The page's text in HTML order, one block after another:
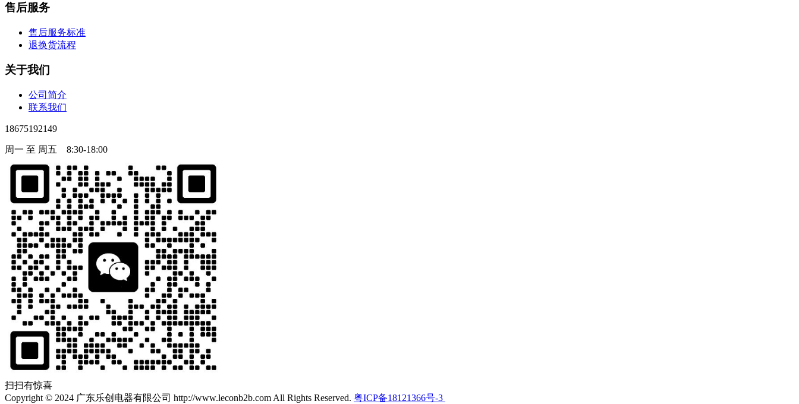
售后服务
售后服务标准
退换货流程
关于我们
公司简介
联系我们
18675192149
周一 至 周五 8:30-18:00
扫扫有惊喜
Copyright © 2024 广东乐创电器有限公司 http://www.leconb2b.com All Rights Reserved. 粤ICP备18121366号-3